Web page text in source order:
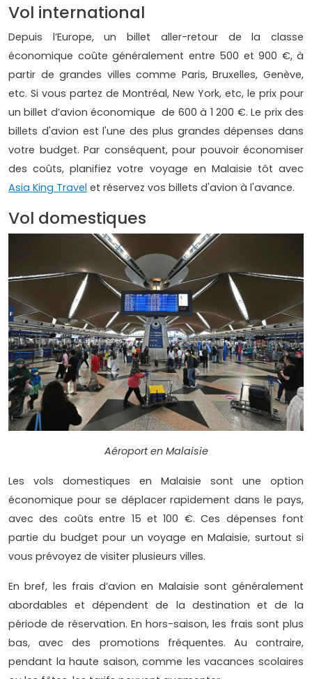
Vol international
Depuis l’Europe, un billet aller-retour de la classe
économique coûte généralement entre 500 et 900 €, à
partir de grandes villes comme Paris, Bruxelles, Genève,
etc. Si vous partez de Montréal, New York, etc, le prix pour
un billet d’avion économique de 600 à 1 200 €. Le prix des
billets d'avion est l'une des plus grandes dépenses dans
votre budget. Par conséquent, pour pouvoir économiser
des coûts, planifiez votre voyage en Malaisie tôt avec
Asia King Travel et réservez vos billets d'avion à l'avance.
Vol domestiques
Aéroport en Malaisie
Les vols domestiques en Malaisie sont une option
économique pour se déplacer rapidement dans le pays,
avec des coûts entre 15 et 100 €. Ces dépenses font
partie du budget pour un voyage en Malaisie, surtout si
vous prévoyez de visiter plusieurs villes.
En bref, les frais d’avion en Malaisie sont généralement
abordables et dépendent de la destination et de la
période de réservation. En hors-saison, les frais sont plus
bas, avec des promotions fréquentes. Au contraire,
pendant la haute saison, comme les vacances scolaires